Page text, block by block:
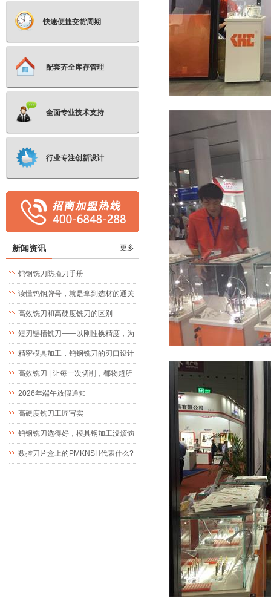
快速便捷交货周期
配套齐全库存管理
全面专业技术支持
行业专注创新设计
新闻资讯 更多
钨钢铣刀防撞刀手册
读懂钨钢牌号，就是拿到选材的通关
文牒
高效铣刀和高硬度铣刀的区别
短刃键槽铣刀——以刚性换精度，为
精密键槽加工而生
精密模具加工，钨钢铣刀的刃口设计
究竟藏着什么玄机
高效铣刀 | 让每一次切削，都物超所
值
2026年端午放假通知
高硬度铣刀工匠写实
钨钢铣刀选得好，模具钢加工没烦恼
数控刀片盒上的PMKNSH代表什么?